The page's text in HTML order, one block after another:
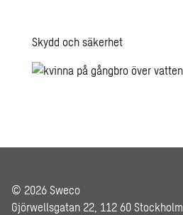
Skydd och säkerhet
© 2026 Sweco
Gjörwellsgatan 22, 112 60 Stockholm